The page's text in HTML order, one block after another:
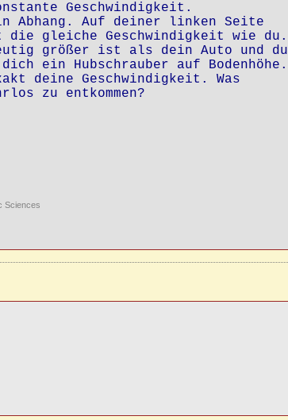
Geschwindigkeit.
Abhang. Auf deiner linken Seite
gleiche Geschwindigkeit wie du.
größer ist als dein Auto und du
ein Hubschrauber auf Bodenhöhe.
deine Geschwindigkeit. Was
zu entkommen?
Sciences